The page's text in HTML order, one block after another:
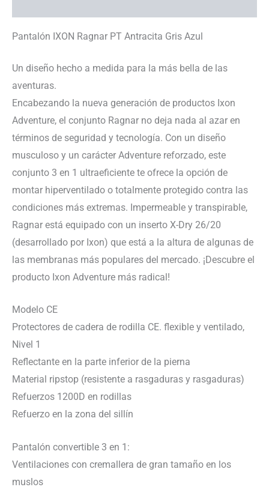
Pantalón IXON Ragnar PT Antracita Gris Azul
Un diseño hecho a medida para la más bella de las
aventuras.
Encabezando la nueva generación de productos Ixon
Adventure, el conjunto Ragnar no deja nada al azar en
términos de seguridad y tecnología. Con un diseño
musculoso y un carácter Adventure reforzado, este
conjunto 3 en 1 ultraeficiente te ofrece la opción de
montar hiperventilado o totalmente protegido contra las
condiciones más extremas. Impermeable y transpirable,
Ragnar está equipado con un inserto X-Dry 26/20
(desarrollado por Ixon) que está a la altura de algunas de
las membranas más populares del mercado. ¡Descubre el
producto Ixon Adventure más radical!
Modelo CE
Protectores de cadera de rodilla CE. flexible y ventilado,
Nivel 1
Reflectante en la parte inferior de la pierna
Material ripstop (resistente a rasgaduras y rasgaduras)
Refuerzos 1200D en rodillas
Refuerzo en la zona del sillín
Pantalón convertible 3 en 1:
Ventilaciones con cremallera de gran tamaño en los
muslos